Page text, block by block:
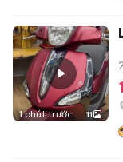
1 phút trước 11